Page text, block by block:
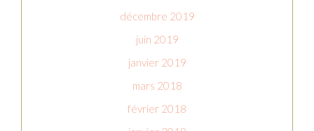
décembre 2019
juin 2019
janvier 2019
mars 2018
février 2018